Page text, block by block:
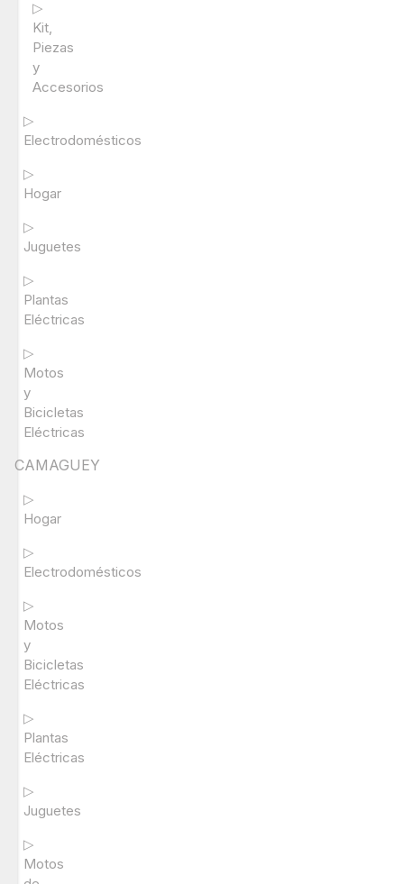
▷
Kit,
Piezas
y
Accesorios
▷
Electrodomésticos
▷
Hogar
▷
Juguetes
▷
Plantas
Eléctricas
▷
Motos
y
Bicicletas
Eléctricas
CAMAGUEY
▷
Hogar
▷
Electrodomésticos
▷
Motos
y
Bicicletas
Eléctricas
▷
Plantas
Eléctricas
▷
Juguetes
▷
Motos